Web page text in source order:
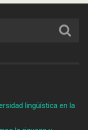
lingüística en la